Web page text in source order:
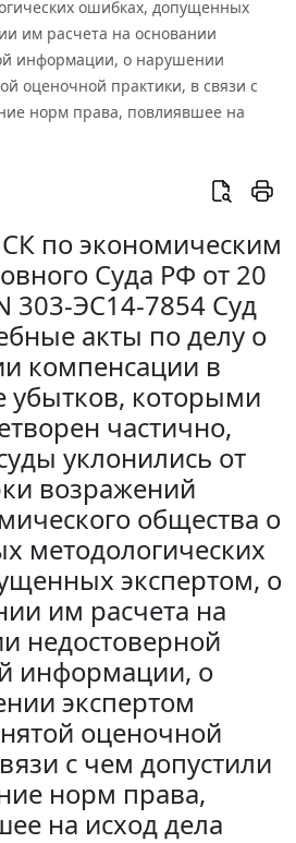
ошибках, допущенных
им расчета на основании
информации, о нарушении
оценочной практики, в связи с
норм права, повлиявшее на
по экономическим
Суда РФ от 20
303-ЭС14-7854 Суд
акты по делу о
компенсации в
убытков, которыми
частично,
уклонились от
возражений
общества о
методологических
экспертом, о
им расчета на
недостоверной
информации, о
экспертом
оценочной
с чем допустили
норм права,
на исход дела